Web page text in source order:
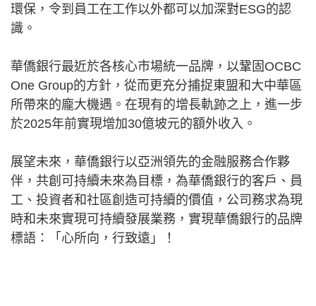
環保，令到員工在工作以外都可以加深對ESG的認
識。
華僑銀行最近於各核心市場統一品牌，以鞏固OCBC
One Group的方針，從而更充分捕捉東盟和大中華區
所帶來的龐大機遇。在現有的增長軌跡之上，進一步
於2025年前實現增加30億坡元的額外收入。
展望未來，華僑銀行以亞洲領先的金融服務合作夥
伴，共創可持續未來為目標，為華僑銀行的客戶、員
工、投資者和社區創造可持續的價值，公司務求為現
時和未來實現可持續發展業務，實現華僑銀行的品牌
標語：「心所向，行致遠」！